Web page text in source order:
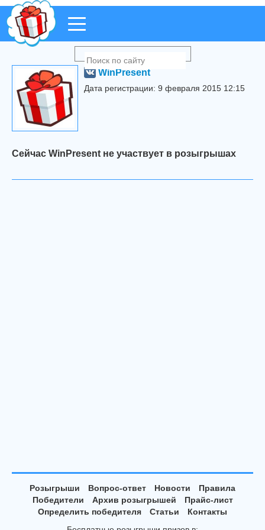
WinPresent
Дата регистрации: 9 февраля 2015 12:15
Сейчас WinPresent не участвует в розыгрышах
Розыгрыши Вопрос-ответ Новости
Правила
Победители
Архив розыгрышей
Прайс-лист
Определить победителя
Статьи
Контакты